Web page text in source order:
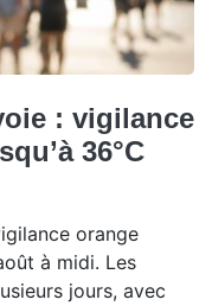
: vigilance
36°C
orange
à midi. Les
jours, avec